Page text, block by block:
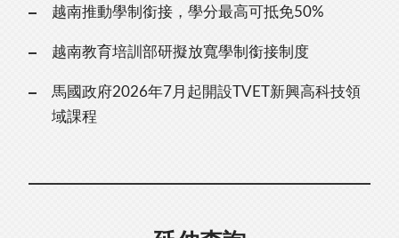
越南推動學制銜接，學分最高可抵免50%
越南教育培訓部研擬放寬學制銜接制度
馬國政府2026年7月起開設TVET新興高科技領
域課程